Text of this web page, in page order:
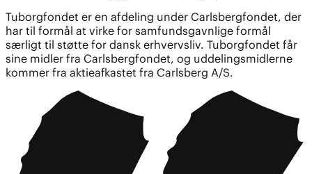
Tuborgfondet er en afdeling under Carlsbergfondet, der
har til formål at virke for samfundsgavnlige formål
særligt til støtte for dansk erhvervsliv. Tuborgfondet får
sine midler fra Carlsbergfondet, og uddelingsmidlerne
kommer fra aktieafkastet fra Carlsberg A/S.